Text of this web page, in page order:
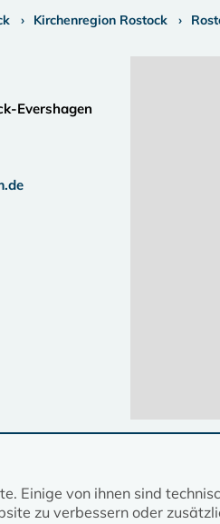
Kirchenregion Rostock
Evershagen
Diese
Einige von ihnen sind
zu verbessern oder